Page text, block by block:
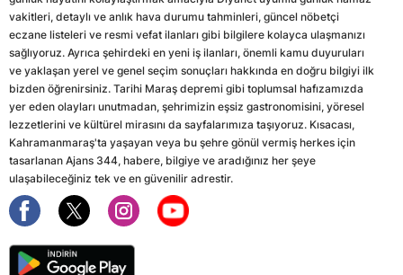
vakitleri, detaylı ve anlık hava durumu tahminleri, güncel nöbetçi
eczane listeleri ve resmi vefat ilanları gibi bilgilere kolayca ulaşmanızı
sağlıyoruz. Ayrıca şehirdeki en yeni iş ilanları, önemli kamu duyuruları
ve yaklaşan yerel ve genel seçim sonuçları hakkında en doğru bilgiyi ilk
bizden öğrenirsiniz. Tarihi Maraş depremi gibi toplumsal hafızamızda
yer eden olayları unutmadan, şehrimizin eşsiz gastronomisini, yöresel
lezzetlerini ve kültürel mirasını da sayfalarımıza taşıyoruz. Kısacası,
Kahramanmaraş'ta yaşayan veya bu şehre gönül vermiş herkes için
tasarlanan Ajans 344, habere, bilgiye ve aradığınız her şeye
ulaşabileceğiniz tek ve en güvenilir adrestir.